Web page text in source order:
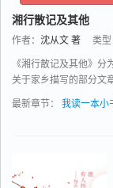
湘行散记及其他
作者： 沈从文 著 类型
《湘行散记及其他》
关于家乡描写的部分文
最新章节： 我读一本小